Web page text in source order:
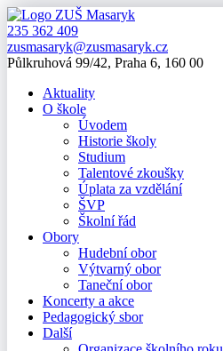
235 362 409
zusmasaryk@zusmasaryk.cz
Půlkruhová 99/42, Praha 6, 160 00
Aktuality
O škole
Úvodem
Historie školy
Studium
Talentové zkoušky
Úplata za vzdělání
ŠVP
Školní řád
Obory
Hudební obor
Výtvarný obor
Taneční obor
Koncerty a akce
Pedagogický sbor
Další